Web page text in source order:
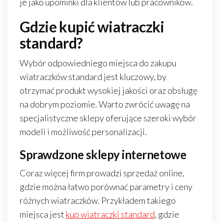
Gdzie kupić wiatraczki
standard?
Wybór odpowiedniego miejsca do zakupu
wiatraczków standard jest kluczowy, by
otrzymać produkt wysokiej jakości oraz obsługę
na dobrym poziomie. Warto zwrócić uwagę na
specjalistyczne sklepy oferujące szeroki wybór
modeli i możliwość personalizacji.
Sprawdzone sklepy internetowe
Coraz więcej firm prowadzi sprzedaż online,
gdzie można łatwo porównać parametry i ceny
różnych wiatraczków. Przykładem takiego
miejsca jest kup wiatraczki standard, gdzie